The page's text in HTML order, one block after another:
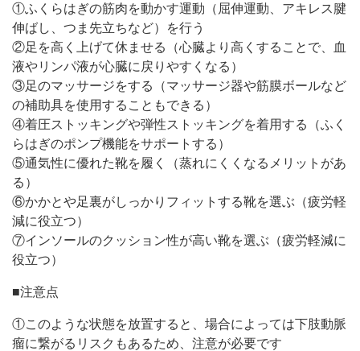
①ふくらはぎの筋肉を動かす運動（屈伸運動、アキレス腱
伸ばし、つま先立ちなど）を行う
②足を高く上げて休ませる（心臓より高くすることで、血
液やリンパ液が心臓に戻りやすくなる）
③足のマッサージをする（マッサージ器や筋膜ボールなど
の補助具を使用することもできる）
④着圧ストッキングや弾性ストッキングを着用する（ふく
らはぎのポンプ機能をサポートする）
⑤通気性に優れた靴を履く（蒸れにくくなるメリットがあ
る）
⑥かかとや足裏がしっかりフィットする靴を選ぶ（疲労軽
減に役立つ）
⑦インソールのクッション性が高い靴を選ぶ（疲労軽減に
役立つ）
■注意点
①このような状態を放置すると、場合によっては下肢動脈
瘤に繋がるリスクもあるため、注意が必要です